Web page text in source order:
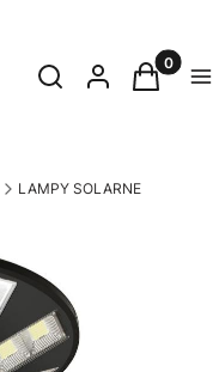
Otwórz
SzukajZaloguj sięKoszyk
LAMPY SOLARNE